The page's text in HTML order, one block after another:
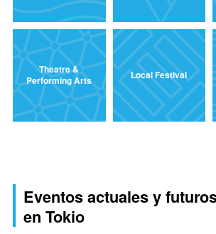
Theatre &
Performing Arts
Local Festival
Eventos actuales y
en Tokio